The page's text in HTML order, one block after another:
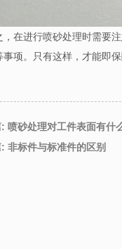
，在进行喷砂处理时需要
事项。只有这样，才能即
: 喷砂处理对工件表面有什
非标件与标准件的区别